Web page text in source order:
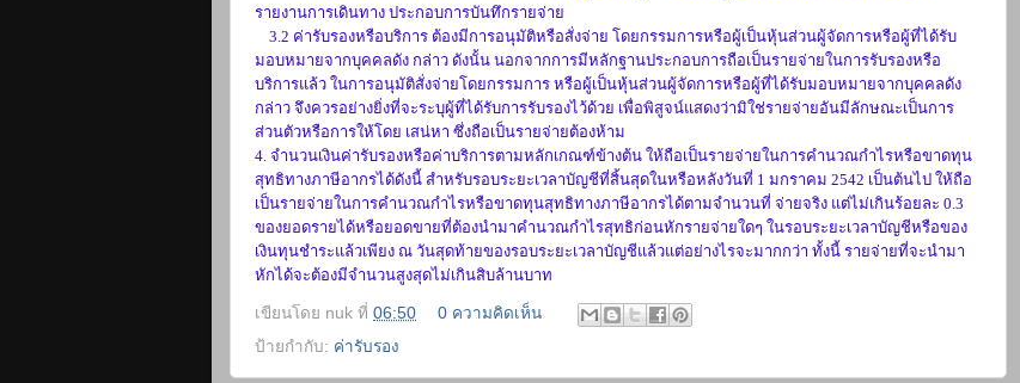
รายงานการเดินทาง ประกอบการบันทึกรายจ่าย
3.2 ค่ารับรองหรือบริการ ต้องมีการอนุมัติหรือสั่งจ่าย โดยกรรมการหรือผู้เป็นหุ้นส่วนผู้จัดการหรือผู้ที่ได้รับ
มอบหมายจากบุคคลดัง กล่าว ดังนั้น นอกจากการมีหลักฐานประกอบการถือเป็นรายจ่ายในการรับรองหรือ
บริการแล้ว ในการอนุมัติสั่งจ่ายโดยกรรมการ หรือผู้เป็นหุ้นส่วนผู้จัดการหรือผู้ที่ได้รับมอบหมายจากบุคคลดัง
กล่าว จึงควรอย่างยิ่งที่จะระบุผู้ที่ได้รับการรับรองไว้ด้วย เพื่อพิสูจน์แสดงว่ามิใช่รายจ่ายอันมีลักษณะเป็นการ
ส่วนตัวหรือการให้โดย เสน่หา ซึ่งถือเป็นรายจ่ายต้องห้าม
4. จำนวนเงินค่ารับรองหรือค่าบริการตามหลักเกณฑ์ข้างต้น ให้ถือเป็นรายจ่ายในการคำนวณกำไรหรือขาดทุน
สุทธิทางภาษีอากรได้ดังนี้ สำหรับรอบระยะเวลาบัญชีที่สิ้นสุดในหรือหลังวันที่ 1 มกราคม 2542 เป็นต้นไป ให้ถือ
เป็นรายจ่ายในการคำนวณกำไรหรือขาดทุนสุทธิทางภาษีอากรได้ตามจำนวนที่ จ่ายจริง แต่ไม่เกินร้อยละ 0.3
ของยอดรายได้หรือยอดขายที่ต้องนำมาคำนวณกำไรสุทธิก่อนหักรายจ่ายใดๆ ในรอบระยะเวลาบัญชีหรือของ
เงินทุนชำระแล้วเพียง ณ วันสุดท้ายของรอบระยะเวลาบัญชีแล้วแต่อย่างไรจะมากกว่า ทั้งนี้ รายจ่ายที่จะนำมา
หักได้จะต้องมีจำนวนสูงสุดไม่เกินสิบล้านบาท
เขียนโดย nuk ที่ 06:50
0 ความคิดเห็น
ป้ายกำกับ: ค่ารับรอง